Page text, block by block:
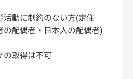
活動に制約のない方(定住
の配偶者・日本人の配偶者)
の取得は不可